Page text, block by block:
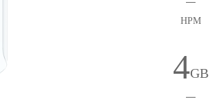
HPM
4GB